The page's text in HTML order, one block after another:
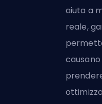
aiuta a
reale,
causano